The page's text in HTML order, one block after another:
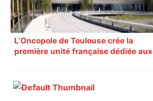
L’Oncopole de Toulouse crée la
première unité française dédiée aux